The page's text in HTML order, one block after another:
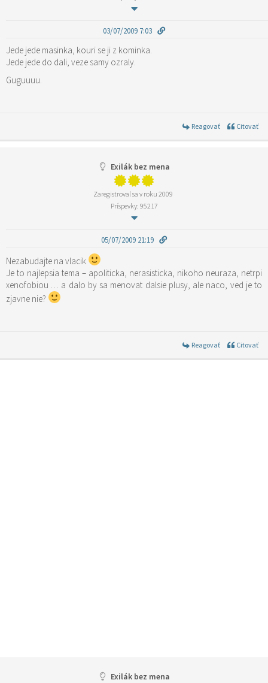
03/07/2009 7:03
Jede jede masinka, kouri se ji z kominka.
Jede jede do dali, veze samy ozraly.
Guguuuu.
Reagovať Citovať
Exilák bez mena
Zaregistroval sa v roku 2009
Príspevky: 95217
05/07/2009 21:19
Nezabudajte na vlacik
Je to najlepsia tema – apoliticka, nerasisticka, nikoho neuraza, netrpi
xenofobiou … a dalo by sa menovat dalsie plusy, ale naco, ved je to
zjavne nie?
Reagovať Citovať
Exilák bez mena